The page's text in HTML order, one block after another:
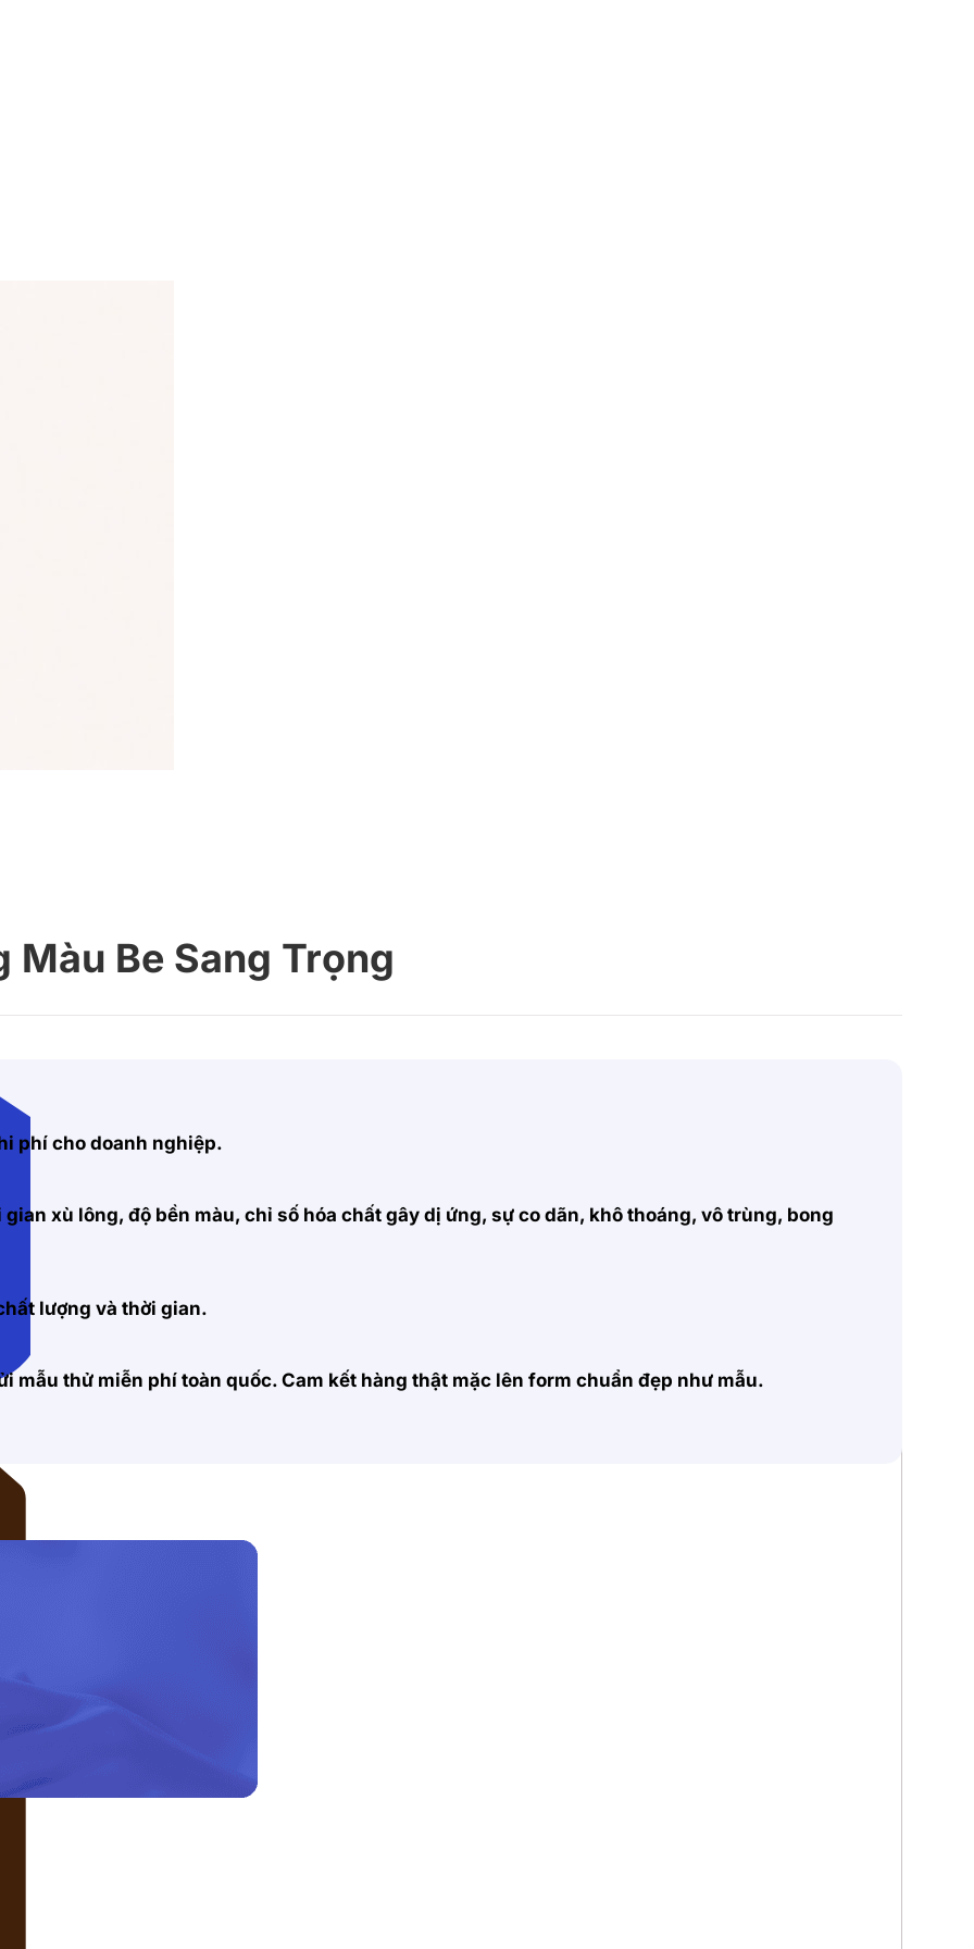
Be Sang Trọng
phí cho doanh nghiệp.
xù lông, độ bền màu, chỉ số hóa chất gây dị ứng, sự co dãn, khô thoáng, vô trùng, bong
lượng và thời gian.
mẫu thử miễn phí toàn quốc. Cam kết hàng thật mặc lên form chuẩn đẹp như mẫu.